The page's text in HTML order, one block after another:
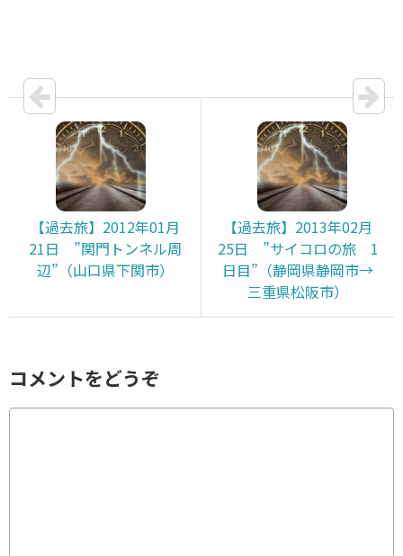
【過去旅】2012年01月
21日 ”関門トンネル周
辺”（山口県下関市）
【過去旅】2013年02月
25日 ”サイコロの旅 1
日目”（静岡県静岡市→
三重県松阪市）
コメントをどうぞ